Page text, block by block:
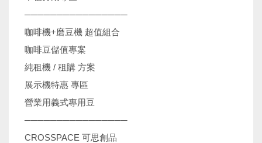
────────────────
咖啡機+磨豆機 超值組合
咖啡豆儲值專案
純租機 / 租購 方案
展示機特惠 專區
營業用義式專用豆
────────────────
CROSSPACE 可思創品